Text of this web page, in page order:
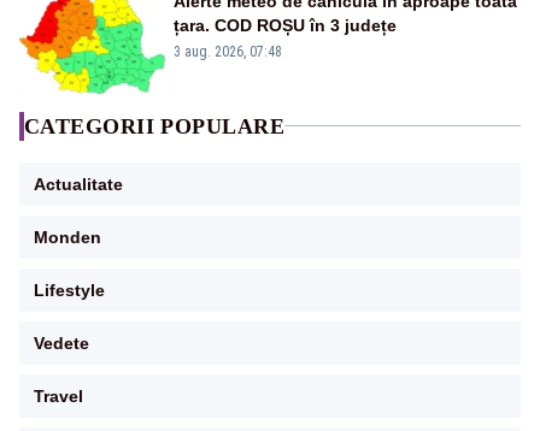
țara. COD ROȘU în 3 județe
3 aug. 2026, 07:48
CATEGORII POPULARE
Actualitate
Monden
Lifestyle
Vedete
Travel